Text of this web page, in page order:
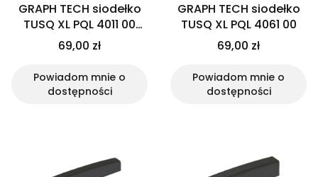
GRAPH TECH siodełko
TUSQ XL PQL 4011 00
Gibson
69,00 zł
Powiadom mnie o
dostępności
GRAPH TECH siodełko
TUSQ XL PQL 4061 00
69,00 zł
Powiadom mnie o
dostępności